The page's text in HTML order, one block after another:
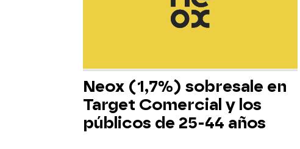
Neox (1,7%) sobresale en
Target Comercial y los
públicos de 25-44 años